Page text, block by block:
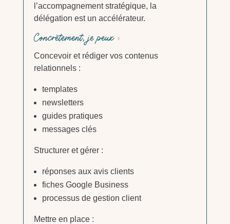
l’accompagnement stratégique, la
délégation est un accélérateur.
Concrètement, je peux :
Concevoir et rédiger vos contenus
relationnels :
templates
newsletters
guides pratiques
messages clés
Structurer et gérer :
réponses aux avis clients
fiches Google Business
processus de gestion client
Mettre en place :